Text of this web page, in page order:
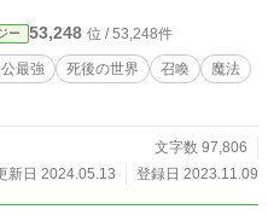
ー 53,248 位 / 53,248件
最強 死後の世界 召喚
魔法
文字数 97,806
新日 2024.05.13
登録日 2023.11.09